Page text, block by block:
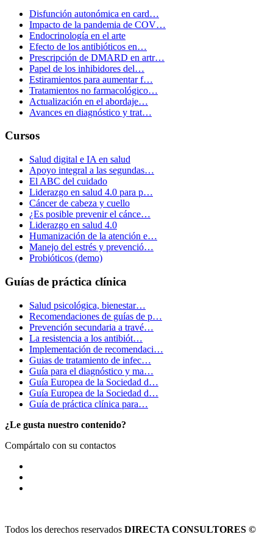
Disfunción autonómica en card…
Impacto de la pandemia de COV…
Endocrinología en el arte
Efecto de los antibióticos en…
Prescripción de DMARD en artr…
Papel de los inhibidores del…
Estiramientos para aumentar f…
Tratamientos no farmacológico…
Actualización en el abordaje…
Avances en diagnóstico y trat…
Cursos
Salud digital e IA en salud
Apoyo integral a las segundas…
El ABC del cuidado
Liderazgo en salud 4.0 para p…
Cáncer de cabeza y cuello
¿Es posible prevenir el cánce…
Liderazgo en salud 4.0
Humanización de la atención e…
Manejo del estrés y prevenció…
Probióticos (demo)
Guías de práctica clínica
Salud psicológica, bienestar…
Recomendaciones de guías de p…
Prevención secundaria a travé…
La resistencia a los antibiót…
Implementación de recomendaci…
Guias de tratamiento de infec…
Guía para el diagnóstico y ma…
Guía Europea de la Sociedad d…
Guía Europea de la Sociedad d…
Guía de práctica clínica para…
¿Le gusta nuestro contenido?
Compártalo con su contactos
Todos los derechos reservados DIRECTA CONSULTORES ©